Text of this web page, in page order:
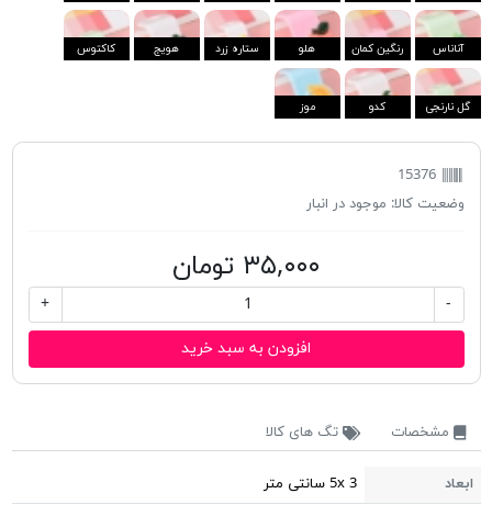
آناناس رنگین کمان هلو ستاره زرد هویج کاکتوس
گل نارنجی کدو موز
15376
وضعیت کالا: موجود در انبار
۳۵,۰۰۰ تومان
-
+
افزودن به سبد خرید
مشخصات تگ های کالا
ابعاد 5x 3 سانتی متر